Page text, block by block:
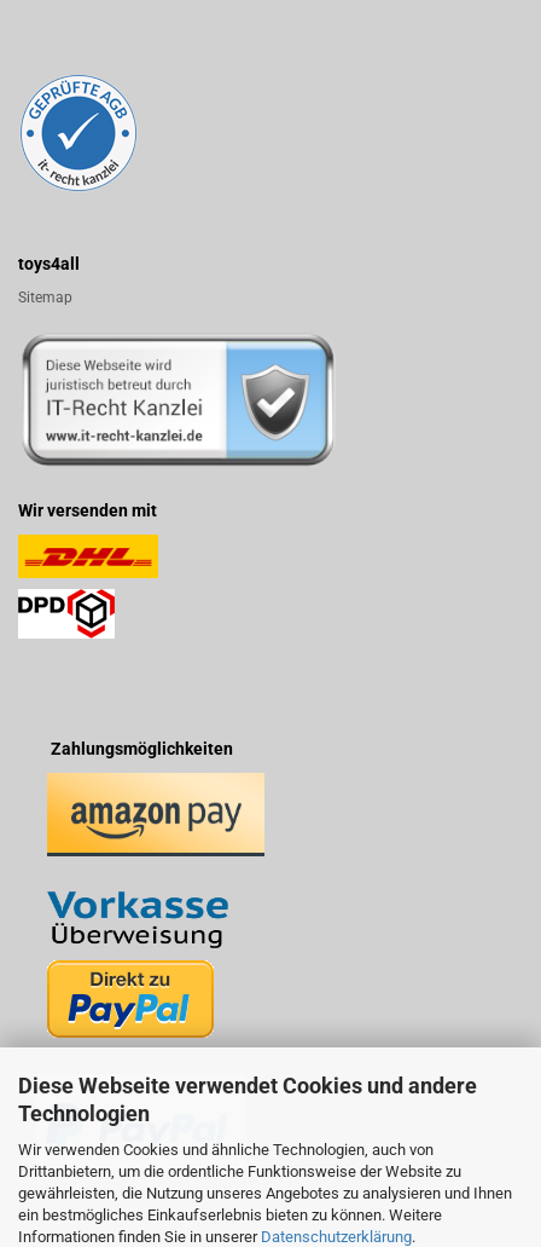
Diese Webseite verwendet Cookies und andere
Technologien
Wir verwenden Cookies und ähnliche Technologien, auch von
Drittanbietern, um die ordentliche Funktionsweise der Website zu
gewährleisten, die Nutzung unseres Angebotes zu analysieren und Ihnen
ein bestmögliches Einkaufserlebnis bieten zu können. Weitere
Informationen finden Sie in unserer Datenschutzerklärung.
toys4all
Sitemap
Wir versenden mit
Zahlungsmöglichkeiten